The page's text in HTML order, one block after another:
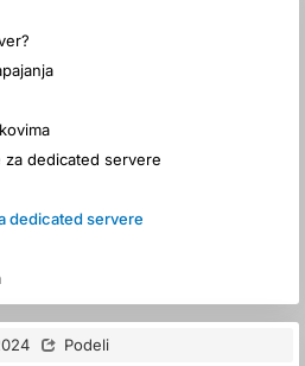
dedicated servere
dedicated servere
Podeli